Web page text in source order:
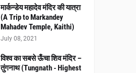
मार्कन्डेय महादेव मंदिर की यात्रा
(A Trip to Markandey
Mahadev Temple, Kaithi)
July 08, 2021
विश्व का सबसे ऊँचा शिव मंदिर –
तुंगनाथ (Tungnath - Highest